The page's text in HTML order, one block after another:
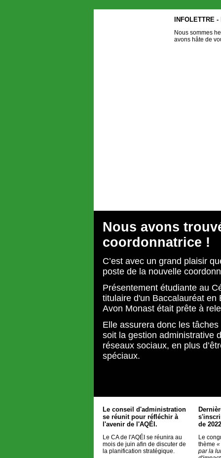
INFOLETTRE
Nous sommes
avons hâte de
Nous avons
coordonnatrice !
C’est avec un grand plaisir
poste de la nouvelle
Présentement étudiante au
titulaire d'un Baccalauréat en
Avon Monast était prête à
Elle assurera donc les
soit la gestion administrative
réseaux sociaux, en plus
spéciaux.
Le conseil d'administration
se réunit pour réfléchir à
l'avenir de l'AQÉI.
Le CA de l'AQÉI se réunira au
mois de juin afin de discuter de
la planification stratégique.
de
Le
thème «
par la